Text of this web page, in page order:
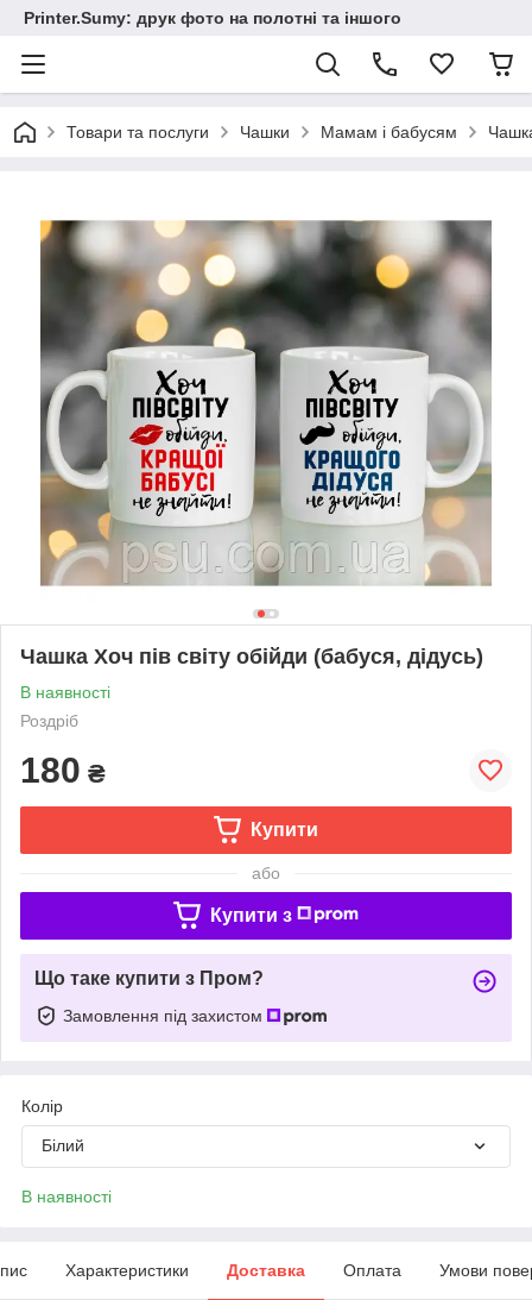
Printer.Sumy: друк фото на полотні та іншого
Товари та послуги Чашки Мамам і бабусям
Чашка Хоч пів світу обійди (бабуся, дідусь)
В наявності
Роздріб
180 ₴
Купити
або
Купити з
Що таке купити з Пром?
Замовлення під захистом
Колір
Білий
В наявності
Характеристики Доставка Оплата Умови